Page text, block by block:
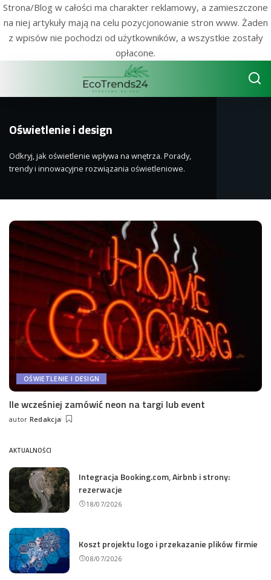
Strona/Blog w całości ma charakter reklamowy, a zamieszczone
na niej artykuły mają na celu pozycjonowanie stron www. Żaden
z wpisów nie pochodzi od użytkowników, a wszystkie zostały
opłacone.
Oświetlenie i design
Odkryj, jak oświetlenie wpływa na wnętrza. Porady,
trendy i innowacyjne rozwiązania oświetleniowe.
OŚWIETLENIE I DESIGN
Ile wcześniej zamówić neon na targi lub event
Wysłany
autor Redakcja
AKTUALNOŚCI
Integracja Booking.com, Airbnb i strony:
rezerwacje
18/07/2026
Koszt projektu logo i przekazanie plików firmie
08/07/2026